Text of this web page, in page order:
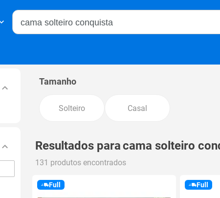
Buscar no Magalu
Tamanho
Solteiro Casal
Resultados paracama solteiro
131 produtos encontrados
Full Full